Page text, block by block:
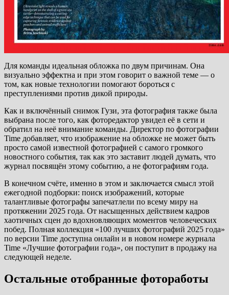
Для команды идеальная обложка по двум причинам. Она
визуально эффектна и при этом говорит о важной теме — о
том, как новые технологии помогают бороться с
преступлениями против дикой природы.
Как и включённый снимок Гузи, эта фотография также была
выбрана после того, как фоторедактор увидел её в сети и
обратил на неё внимание команды. Директор по фотографии
Time добавляет, что изображение на обложке не может быть
просто самой известной фотографией с самого громкого
новостного события, так как это заставит людей думать, что
журнал посвящён этому событию, а не фотографиям года.
В конечном счёте, именно в этом и заключается смысл этой
ежегодной подборки: поиск изображений, которые
талантливые фотографы запечатлели по всему миру на
протяжении 2025 года. От насыщенных действием кадров
хаотичных сцен до вдохновляющих моментов человеческих
побед. Полная коллекция «100 лучших фотографий 2025 года»
по версии Time доступна онлайн и в новом номере журнала
Time «Лучшие фотографии года», он поступит в продажу на
следующей неделе.
Остальные отобранные фотоработы